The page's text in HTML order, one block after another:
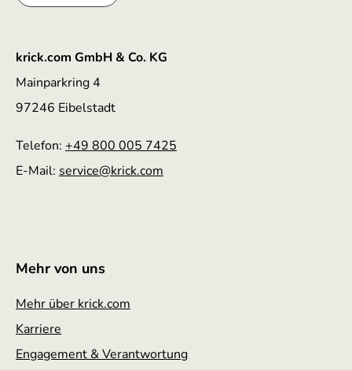
krick.com GmbH & Co. KG
Mainparkring 4
97246 Eibelstadt
Telefon: +49 800 005 7425
E-Mail: service@krick.com
Mehr von uns
Mehr über krick.com
Karriere
Engagement & Verantwortung